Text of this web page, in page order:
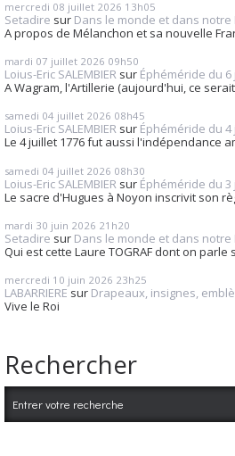
mercredi 08 juillet 2026 13h05
Setadire sur Dans le monde et dans notre
A propos de Mélanchon et sa nouvelle
mardi 07 juillet 2026 09h50
Loius-Eric SALEMBIER sur Éphéméride du
A Wagram, l'Artillerie (aujourd'hui, ce
samedi 04 juillet 2026 08h45
Loius-Eric SALEMBIER sur Éphéméride du
Le 4 juillet 1776 fut aussi l'indépendance
samedi 04 juillet 2026 08h30
Loius-Eric SALEMBIER sur Éphéméride du
Le sacre d'Hugues à Noyon inscrivit son
mardi 30 juin 2026 21h20
Setadire sur Dans le monde et dans notre
Qui est cette Laure TOGRAF dont on parle
mercredi 10 juin 2026 23h25
LABARRIERE sur Drapeaux, insignes,
Vive le Roi
Rechercher